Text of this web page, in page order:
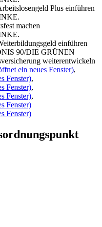
Plus einführen
machen
einführen
90/DIE GRÜNEN
weiterentwickeln
ein neues Fenster),
Fenster),
Fenster),
Fenster),
Fenster)
Fenster)